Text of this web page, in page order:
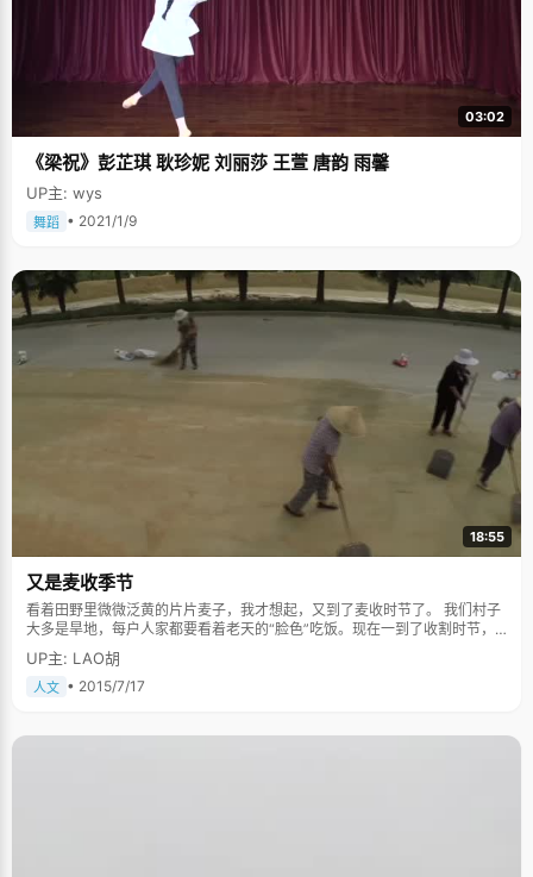
03:02
《梁祝》彭芷琪 耿珍妮 刘丽莎 王萱 唐韵 雨馨
UP主: wys
舞蹈 • 2021/1/9
18:55
又是麦收季节
看着田野里微微泛黄的片片麦子，我才想起，又到了麦收时节了。 我们村子
大多是旱地，每户人家都要看着老天的“脸色”吃饭。现在一到了收割时节，
机械化的收割机独揽了一切，直接把麦子拉回家只管晒晒就可以了，省去了
以前割麦、碾场、扬麦等烦琐的环节，一切都成了简洁方便的快节奏。 我不
由地想起了儿时的麦收季节，气氛繁忙而紧张，内容丰富而多彩。 记得每到
UP主: LAO胡
人文 • 2015/7/17